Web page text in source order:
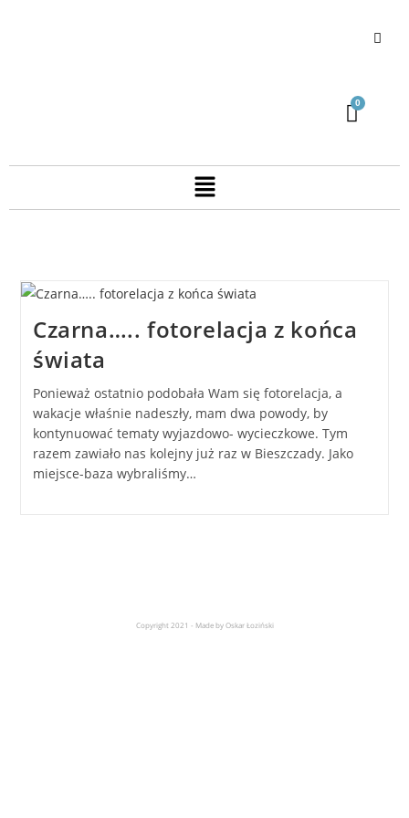
Czarna….. fotorelacja z końca
świata
Ponieważ ostatnio podobała Wam się fotorelacja, a
wakacje właśnie nadeszły, mam dwa powody, by
kontynuować tematy wyjazdowo- wycieczkowe. Tym
razem zawiało nas kolejny już raz w Bieszczady. Jako
miejsce-baza wybraliśmy…
Copyright 2021 - Made by Oskar Łoziński